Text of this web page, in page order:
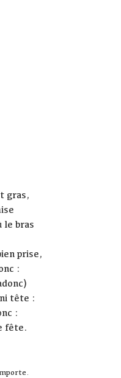
gras,
le bras
prise,
:
tête :
:
fête.